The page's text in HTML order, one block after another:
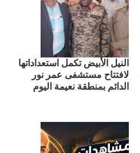
النيل الأبيض تكمل استعداداتها
لافتتاح مستشفى عمر نور
الدائم بمنطقة نعيمة اليوم